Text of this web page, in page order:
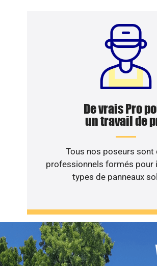
De vrais Pro
un travail de
Tous nos poseurs sont
professionnels formés pour
types de panneaux